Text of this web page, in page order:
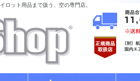
ロット用品まで扱う、空の専門店。